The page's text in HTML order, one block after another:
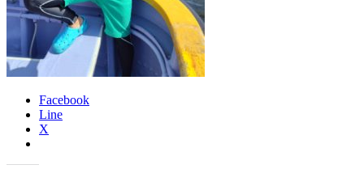
Facebook
Line
X